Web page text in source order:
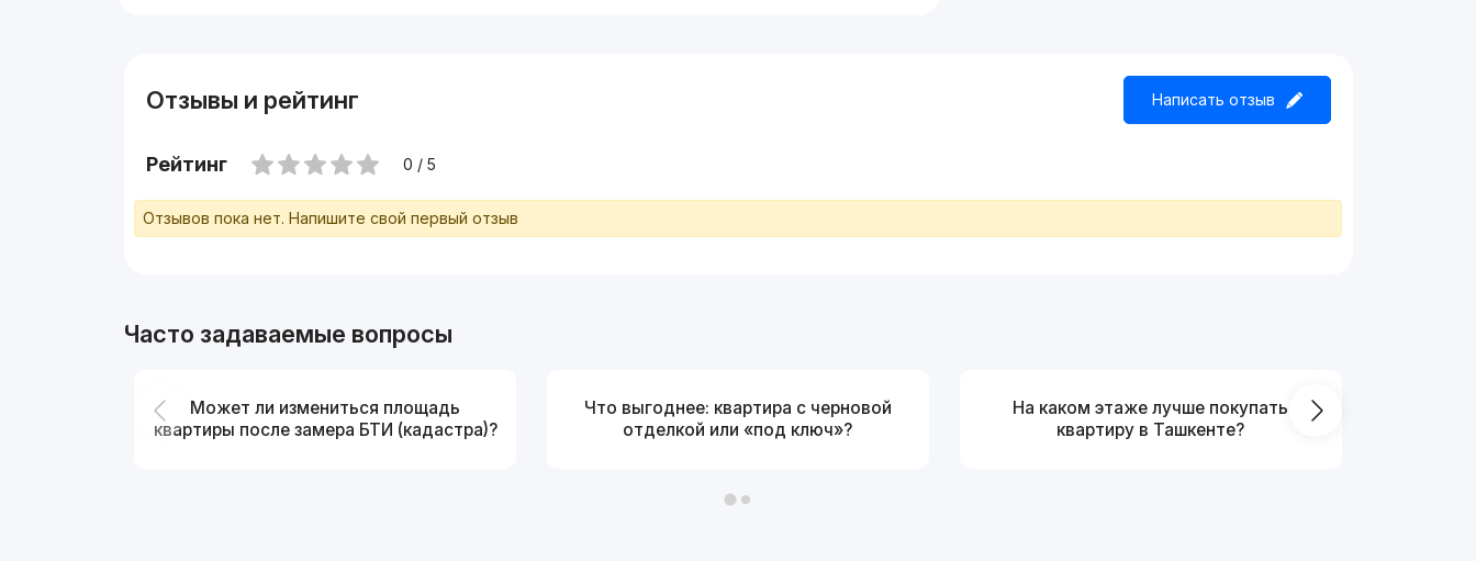
Отзывы и рейтинг Написать отзыв
Рейтинг 0 / 5
Отзывов пока нет. Напишите свой первый отзыв
Часто задаваемые вопросы
Может ли измениться площадь
квартиры после замера БТИ (кадастра)?
Что выгоднее: квартира с черновой
отделкой или «под ключ»?
На каком этаже лучше покупать
квартиру в Ташкенте?